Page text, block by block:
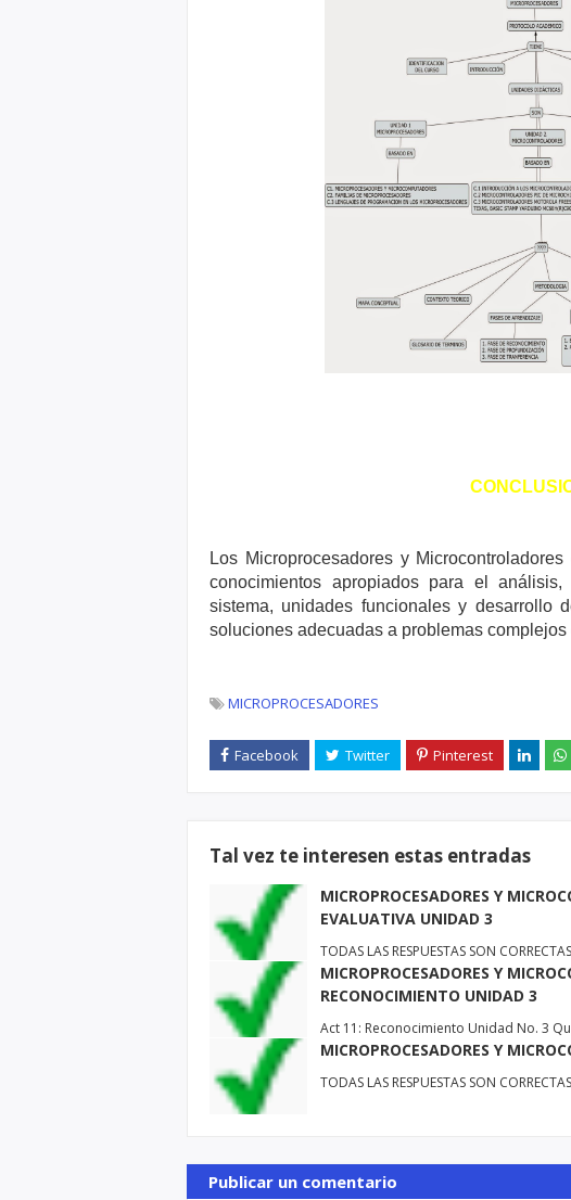
Los Microprocesadores y
conocimientos apropiados para el análisis,
sistema, unidades funcionales y desarrollo
soluciones adecuadas a problemas complejos
MICROPROCESADORES
Tal vez te interesen estas entradas
MICROPROCESADORES Y
EVALUATIVA UNIDAD 3
TODAS LAS RESPUESTAS SON
MICROPROCESADORES Y
RECONOCIMIENTO UNIDAD 3
Act 11: Reconocimiento Unidad No. 3
MICROPROCESADORES Y
TODAS LAS RESPUESTAS SON
Publicar un comentario